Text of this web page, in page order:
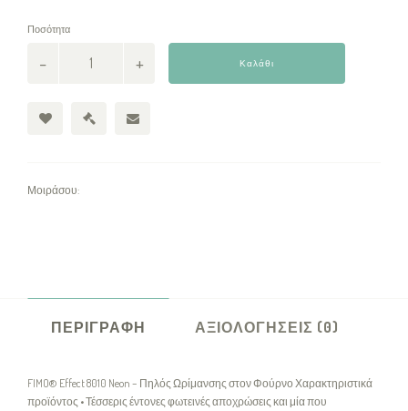
Ποσότητα
Καλάθι
Μοιράσου:
ΠΕΡΙΓΡΑΦΉ ΑΞΙΟΛΟΓΉΣΕΙΣ (0)
FIMO® Effect 8010 Neon – Πηλός Ωρίμανσης στον Φούρνο Χαρακτηριστικά
προϊόντος • Τέσσερις έντονες φωτεινές αποχρώσεις και μία που